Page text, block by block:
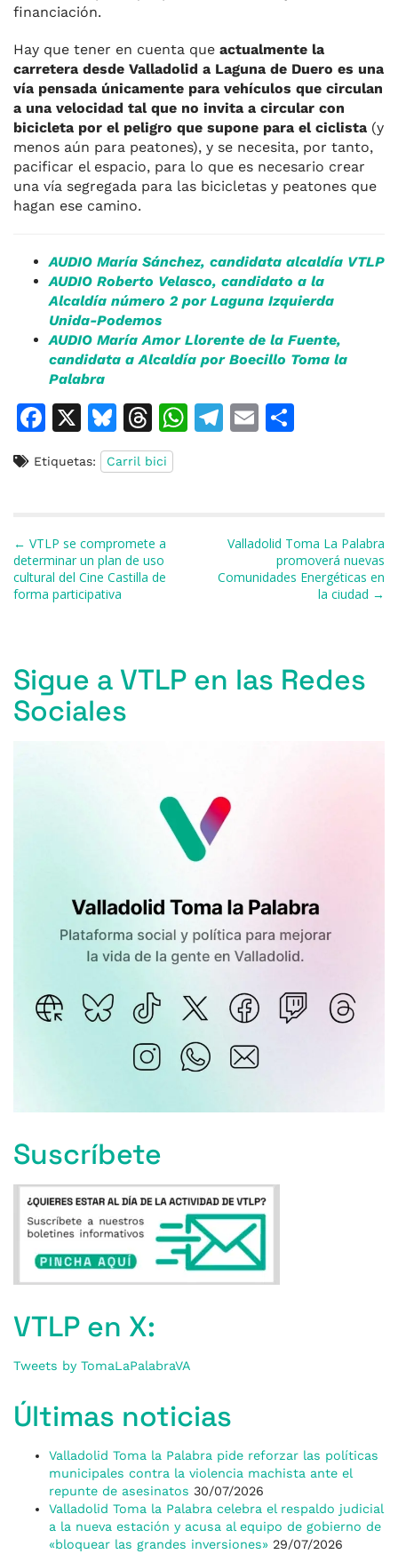
financiación.
Hay que tener en cuenta que actualmente la
carretera desde Valladolid a Laguna de Duero es una
vía pensada únicamente para vehículos que circulan
a una velocidad tal que no invita a circular con
bicicleta por el peligro que supone para el ciclista (y
menos aún para peatones), y se necesita, por tanto,
pacificar el espacio, para lo que es necesario crear
una vía segregada para las bicicletas y peatones que
hagan ese camino.
AUDIO María Sánchez, candidata alcaldía VTLP
AUDIO Roberto Velasco, candidato a la
Alcaldía número 2 por Laguna Izquierda
Unida-Podemos
AUDIO María Amor Llorente de la Fuente,
candidata a Alcaldía por Boecillo Toma la
Palabra
F
c
b
o
o
X
Bl
u
e
y
T
h
re
s
W T
a
m
E
ti
r
Etiquetas: Carril bici
Navegación de entradas
← VTLP se compromete a
determinar un plan de uso
cultural del Cine Castilla de
forma participativa
Valladolid Toma La Palabra
promoverá nuevas
Comunidades Energéticas en
la ciudad →
Sigue a VTLP en las Redes
Sociales
Suscríbete
VTLP en X:
Tweets by TomaLaPalabraVA
Últimas noticias
Valladolid Toma la Palabra pide reforzar las políticas
municipales contra la violencia machista ante el
repunte de asesinatos 30/07/2026
Valladolid Toma la Palabra celebra el respaldo judicial
a la nueva estación y acusa al equipo de gobierno de
«bloquear las grandes inversiones» 29/07/2026